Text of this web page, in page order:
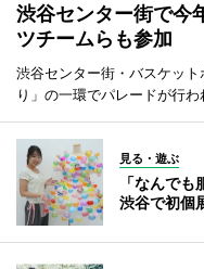
渋谷センター街で
ツチームらも参加
渋谷センター街・バスケッ
り」の一環でパレードが行わ
見る・遊ぶ
「なんで
渋谷で初個